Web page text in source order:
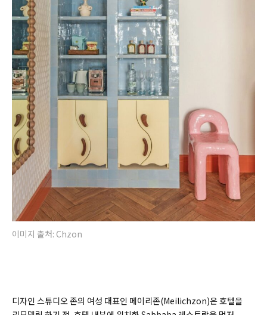
이미지 출처: Chzon
디자인 스튜디오 존의 여성 대표인 메이리존(Meilichzon)은 호텔을